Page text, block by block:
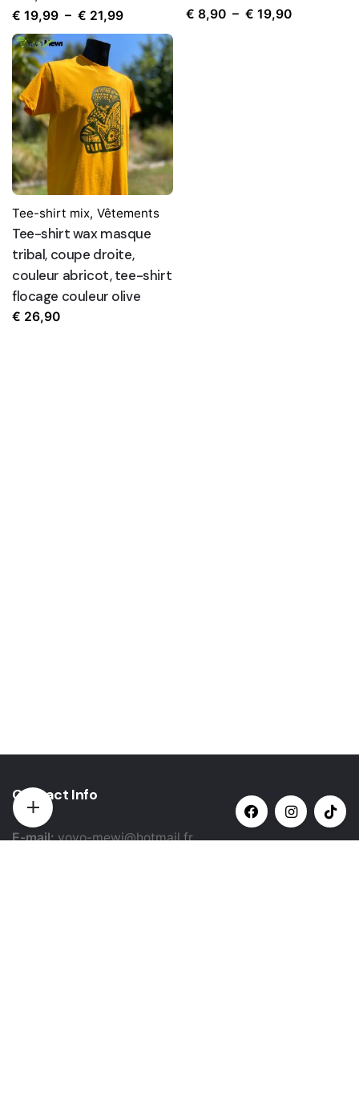
€ 19,99 – € 21,99Plage
de
prix :
€ 19,99
à
€ 21,99
€ 8,90 – € 19,90Plage
Tee-shirt mix, Vêtements
Tee-shirt wax masque
tribal, coupe droite,
couleur abricot, tee-shirt
flocage couleur olive
€ 26,90
Contact Info
E-mail:yovo-mewi@hotmail.fr